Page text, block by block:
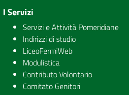
I Servizi
Servizi e Attività Pomeridiane
Indirizzi di studio
LiceoFermiWeb
Modulistica
Contributo Volontario
Comitato Genitori